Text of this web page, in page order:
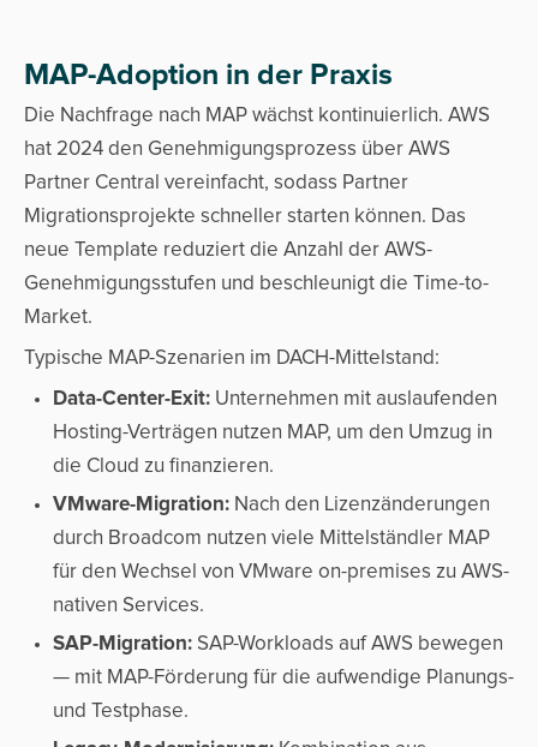
MAP-Adoption in der Praxis
Die Nachfrage nach MAP wächst kontinuierlich. AWS
hat 2024 den Genehmigungsprozess über AWS
Partner Central vereinfacht, sodass Partner
Migrationsprojekte schneller starten können. Das
neue Template reduziert die Anzahl der AWS-
Genehmigungsstufen und beschleunigt die Time-to-
Market.
Typische MAP-Szenarien im DACH-Mittelstand:
Data-Center-Exit: Unternehmen mit auslaufenden
Hosting-Verträgen nutzen MAP, um den Umzug in
die Cloud zu finanzieren.
VMware-Migration: Nach den Lizenzänderungen
durch Broadcom nutzen viele Mittelständler MAP
für den Wechsel von VMware on-premises zu AWS-
nativen Services.
SAP-Migration: SAP-Workloads auf AWS bewegen
— mit MAP-Förderung für die aufwendige Planungs-
und Testphase.